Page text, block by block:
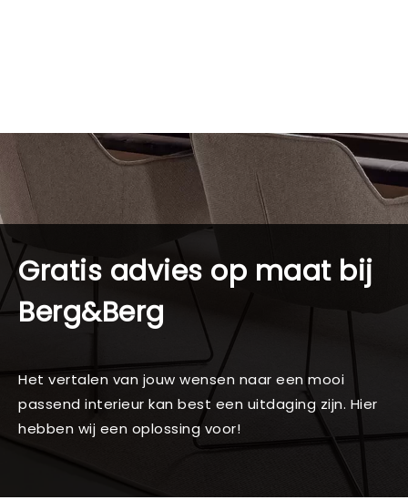
Gratis advies op maat bij
Berg&Berg
Het vertalen van jouw wensen naar een mooi
passend interieur kan best een uitdaging zijn. Hier
hebben wij een oplossing voor!